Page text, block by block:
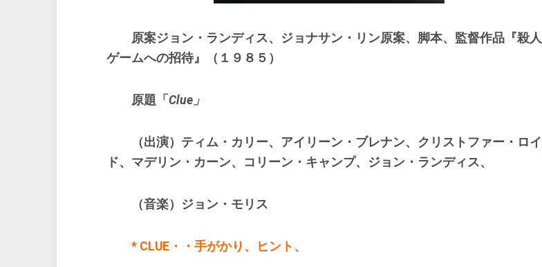
原案ジョン・ランディス、ジョナサン・リン原案、脚本、監督作品『殺人
ゲームへの招待』（１９８５）
原題「 Clue」
（出演）ティム・カリー、アイリーン・ブレナン、クリストファー・ロイ
ド、マデリン・カーン、コリーン・キャンプ、ジョン・ランディス、
（音楽）ジョン・モリス
* CLUE・・手がかり、ヒント、